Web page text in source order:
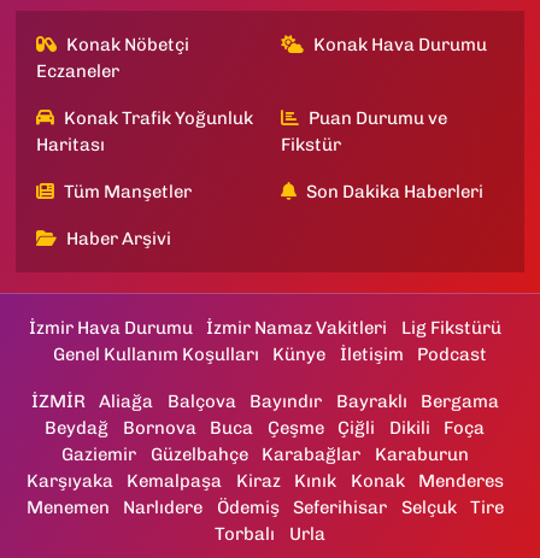
Konak Nöbetçi
Eczaneler
Konak Hava Durumu
Konak Trafik Yoğunluk
Haritası
Puan Durumu ve
Fikstür
Tüm Manşetler Son Dakika Haberleri
Haber Arşivi
İzmir Hava Durumu İzmir Namaz Vakitleri
Lig Fikstürü
Genel Kullanım Koşulları
Künye İletişim Podcast
İZMİR Aliağa Balçova Bayındır Bayraklı
Bergama
Beydağ
Bornova Buca Çeşme Çiğli Dikili
Foça
Gaziemir
Güzelbahçe Karabağlar
Karaburun
Karşıyaka
Kemalpaşa Kiraz Kınık Konak
Menderes
Menemen
Narlıdere Ödemiş Seferihisar Selçuk
Tire
Torbalı
Urla